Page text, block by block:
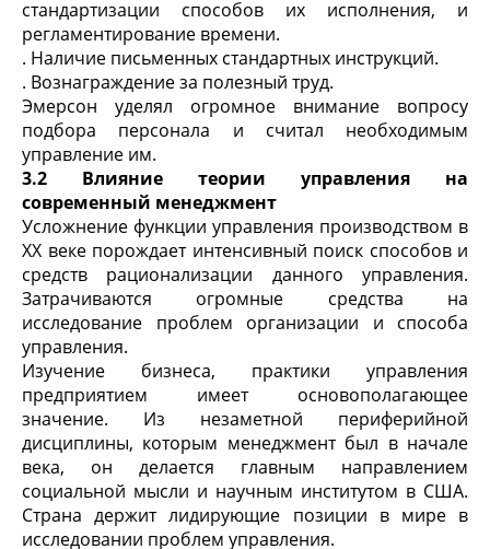
стандартизации способов их исполнения, и
регламентирование времени.
. Наличие письменных стандартных инструкций.
. Вознаграждение за полезный труд.
Эмерсон уделял огромное внимание вопросу
подбора персонала и считал необходимым
управление им.
3.2 Влияние теории управления на
современный менеджмент
Усложнение функции управления производством в
ХХ веке порождает интенсивный поиск способов и
средств рационализации данного управления.
Затрачиваются огромные средства на
исследование проблем организации и способа
управления.
Изучение бизнеса, практики управления
предприятием имеет основополагающее
значение. Из незаметной периферийной
дисциплины, которым менеджмент был в начале
века, он делается главным направлением
социальной мысли и научным институтом в США.
Страна держит лидирующие позиции в мире в
исследовании проблем управления.